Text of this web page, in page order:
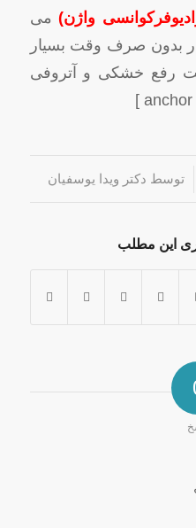
می
بدون صرف وقت بسیار
رفع خشکی و آتروفی
توسط دکتر ویدا یوسفیان
این مطلب